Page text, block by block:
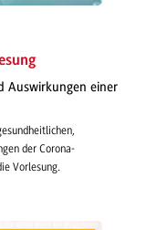
Auswirkungen einer
der Corona-
Vorlesung.